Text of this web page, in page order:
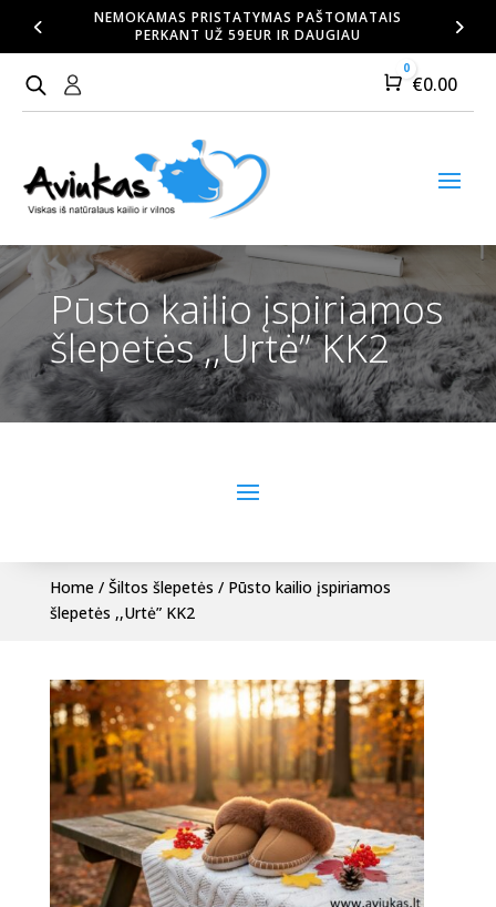
NEMOKAMAS PRISTATYMAS PAŠTOMATAIS
PERKANT UŽ 59EUR IR DAUGIAU
Cart
0
€0.00
Pūsto kailio įspiriamos
šlepetės ,,Urtė” KK2
Home/ Šiltos šlepetės / Pūsto kailio įspiriamos
šlepetės ,,Urtė” KK2